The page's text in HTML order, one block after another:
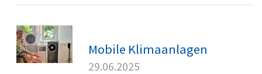
Mobile Klimaanlagen
29.06.2025